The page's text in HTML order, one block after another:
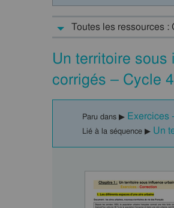
Toutes les ressources :
Un territoire
corrigés – Cycle
Paru dans ▶ Exercices
Lié à la séquence ▶ Un